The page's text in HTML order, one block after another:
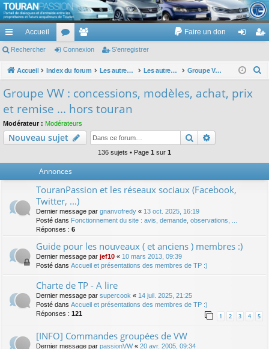
TouranPassion
Le forum des propriétaires ou futurs acquéreurs du Volkswagen Touran
cc
ès
de
Accueil
or
u
e
m
Faire un don
ne nr
Rechercher Connexion S’enregistrer
Accueil Index du forum Les autres voitures et ce qui touche à la voiture Les autres modèles du groupe VW Groupe VW : concessions, modèles, achat, prix et remise ... hors touran
h
Groupe VW : concessions, modèles, achat, prix
et remise ... hors touran
Modérateur : Modérateurs
Nouveau sujet Rechercher
136 sujets • Page 1 sur 1
Annonces
TouranPassion et les réseaux sociaux (Facebook,
Twitter, ...)
Dernier message par gnanvofredy « 13 oct. 2025, 16:19
Posté dans Fonctionnement du site : avis, demande, observations, ...
Réponses : 6
Guide pour les nouveaux ( et anciens ) membres :)
Dernier message par jef10 « 10 mars 2013, 09:39
Posté dans Accueil et présentations des membres de TP :)
Charte de TP - A lire
Dernier message par supercook « 14 juil. 2025, 21:25
Posté dans Accueil et présentations des membres de TP :)
Réponses : 121 1 2 3 4 5
[INFO] Commandes groupées de VW
Dernier message par passionVW« 20 avr. 2005, 09:34